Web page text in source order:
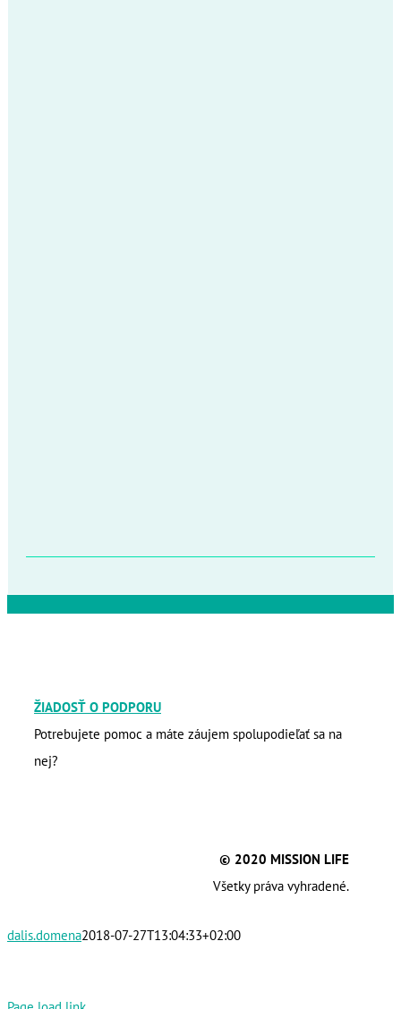
ŽIADOSŤ O PODPORU
Potrebujete pomoc a máte záujem spolupodieľať sa na
nej?
© 2020 MISSION LIFE
Všetky práva vyhradené.
dalis.domena2018-07-27T13:04:33+02:00